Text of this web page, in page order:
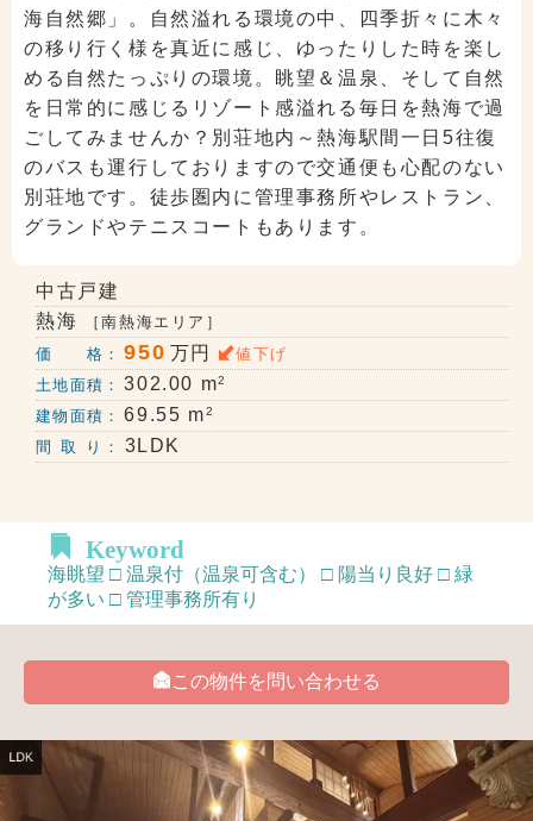
海自然郷」。自然溢れる環境の中、四季折々に木々
の移り行く様を真近に感じ、ゆったりした時を楽し
める自然たっぷりの環境。眺望＆温泉、そして自然
を日常的に感じるリゾート感溢れる毎日を熱海で過
ごしてみませんか？別荘地内～熱海駅間一日5往復
のバスも運行しておりますので交通便も心配のない
別荘地です。徒歩圏内に管理事務所やレストラン、
グランドやテニスコートもあります。
中古戸建
熱海
［南熱海エリア］
価 格：
950万円
値下げ
土地面積：
302.00 m2
建物面積： 69.55 m2
間 取 り： 3LDK
Keyword
海眺望 □ 温泉付（温泉可含む） □ 陽当り良好 □ 緑
が多い □ 管理事務所有り
この物件を問い合わせる
LDK